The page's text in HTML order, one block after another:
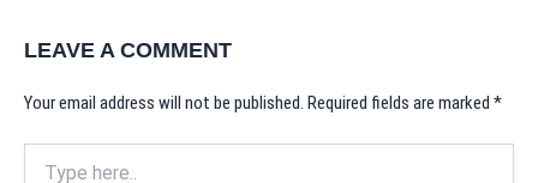
LEAVE A COMMENT
Your email address will not be published. Required fields are marked *
here..